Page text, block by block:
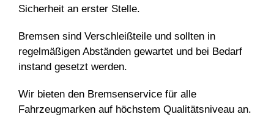
Sicherheit an erster Stelle.
Bremsen sind Verschleißteile und sollten in
regelmäßigen Abständen gewartet und bei Bedarf
instand gesetzt werden.
Wir bieten den Bremsenservice für alle
Fahrzeugmarken auf höchstem Qualitätsniveau an.